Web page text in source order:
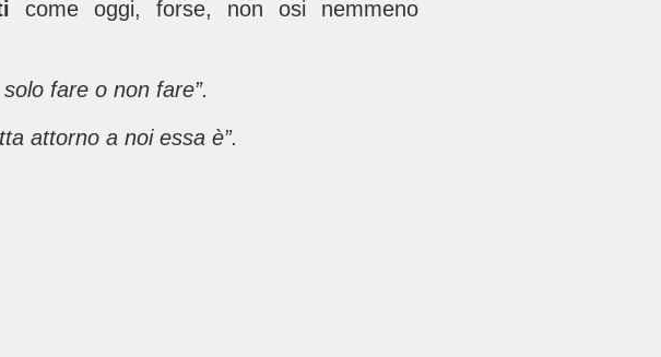
come oggi, forse, non osi nemmeno
fare o non fare”.
attorno a noi essa è”.